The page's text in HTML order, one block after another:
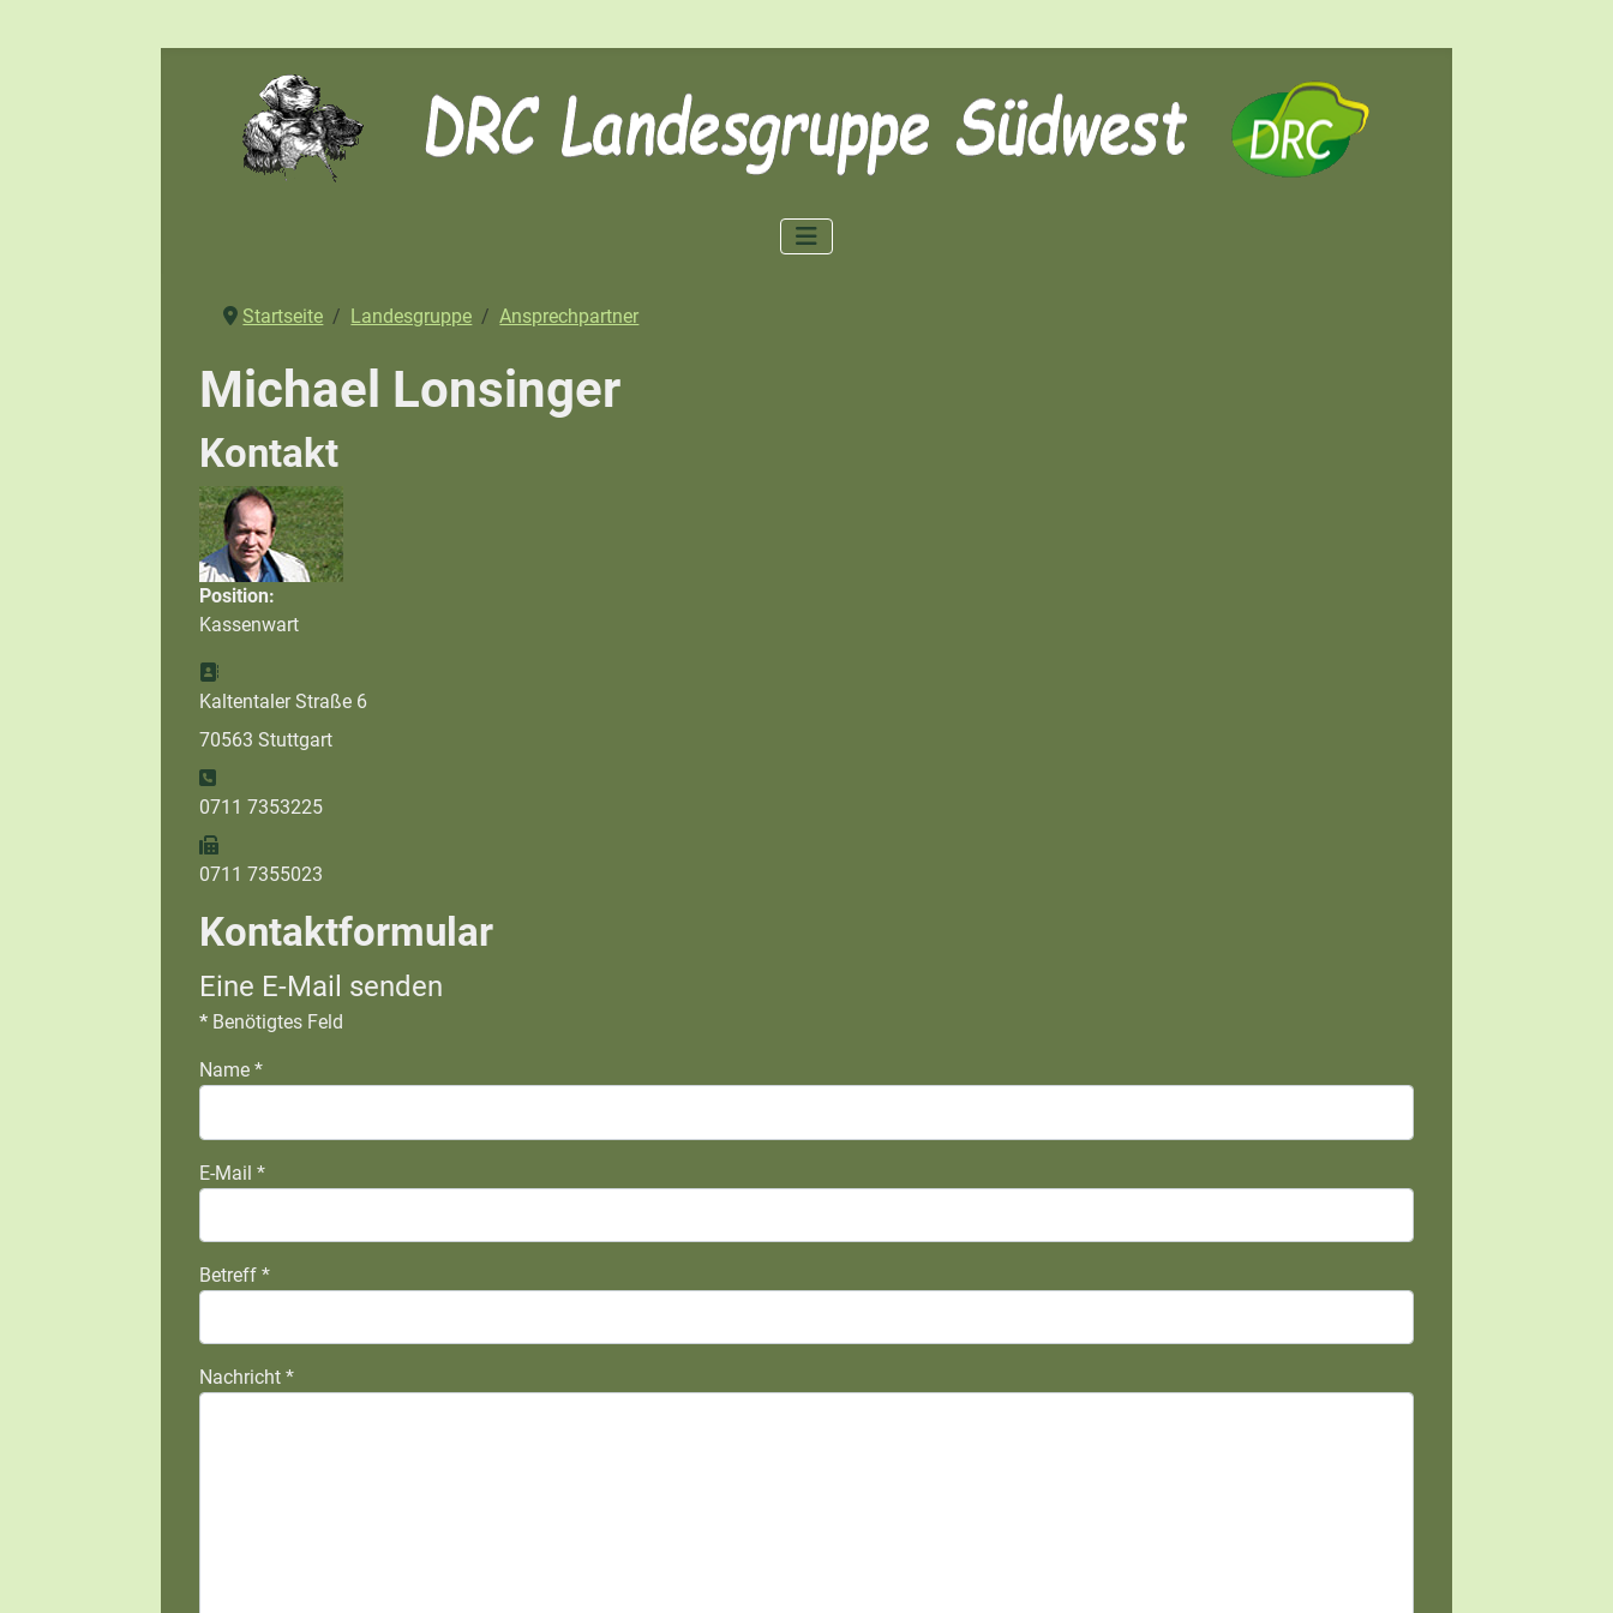
Startseite Landesgruppe Ansprechpartner
Michael Lonsinger
Kontakt
Position:
Kassenwart
Adresse:
Kaltentaler Straße 6
70563 Stuttgart
Telefon:
0711 7353225
Fax:
0711 7355023
Kontaktformular
Eine E-Mail senden
* Benötigtes Feld
Name *
E-Mail *
Betreff *
Nachricht *